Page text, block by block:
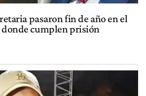
pasaron fin de año en el
cumplen prisión